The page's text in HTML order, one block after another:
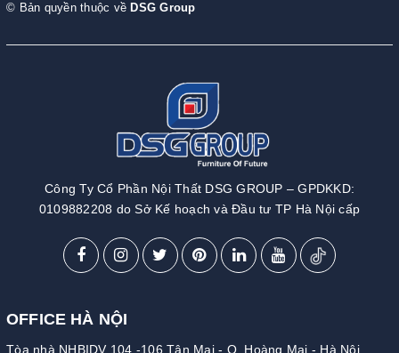
© Bản quyền thuộc về DSG Group
Công Ty Cổ Phần Nội Thất DSG GROUP – GPDKKD:
0109882208 do Sở Kế hoạch và Đầu tư TP Hà Nội cấp
OFFICE HÀ NỘI
Tòa nhà NHBIDV 104 -106 Tân Mai - Q. Hoàng Mai - Hà Nội